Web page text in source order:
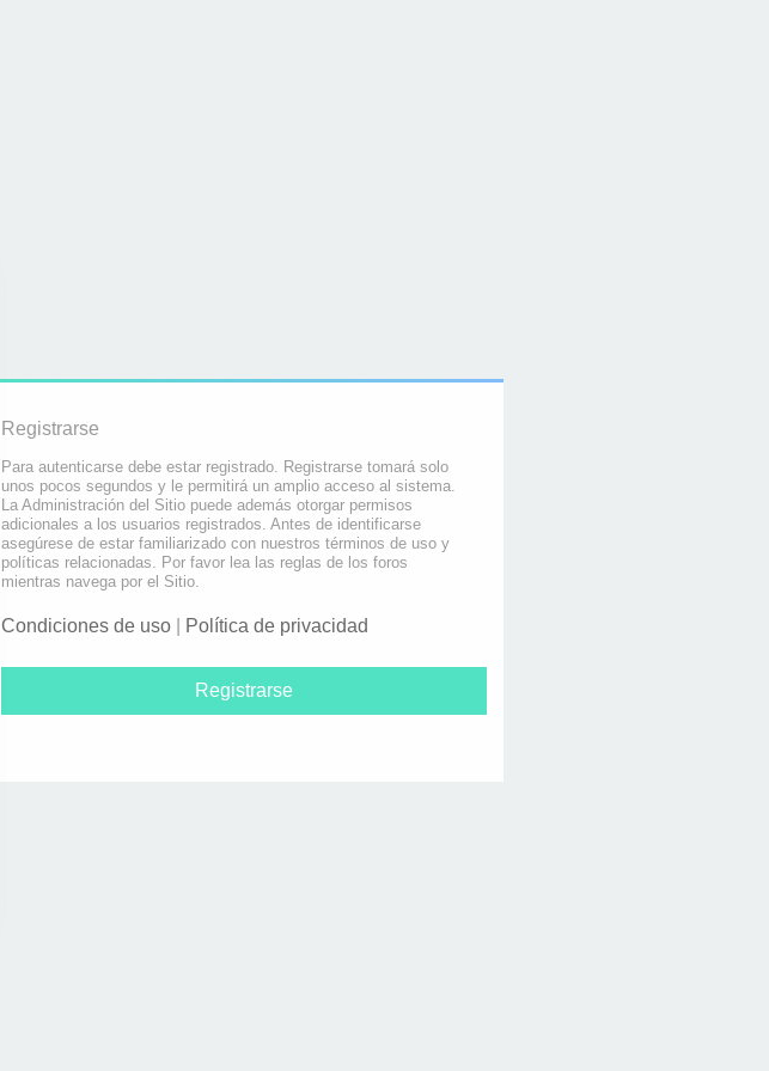
Registrarse
Para autenticarse debe estar registrado. Registrarse tomará solo
unos pocos segundos y le permitirá un amplio acceso al sistema.
La Administración del Sitio puede además otorgar permisos
adicionales a los usuarios registrados. Antes de identificarse
asegúrese de estar familiarizado con nuestros términos de uso y
políticas relacionadas. Por favor lea las reglas de los foros
mientras navega por el Sitio.
Condiciones de uso Política de privacidad
Registrarse